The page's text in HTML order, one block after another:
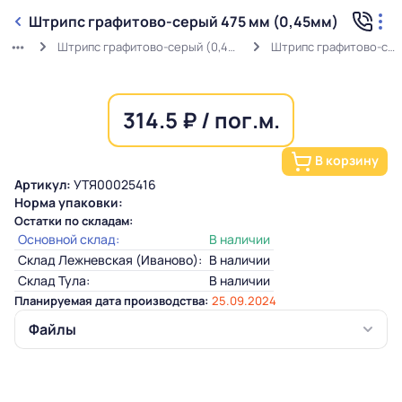
Штрипс графитово-серый 475 мм (0,45мм)
Штрипс графитово-серый (0,45мм) RAL 7024 в защитной пленке Штрипс графитово-серый 475 мм (0,45мм)
314.5 ₽ / пог.м.
В корзину
Артикул: УТЯ00025416
Норма упаковки:
Остатки по складам:
Основной склад:
В наличии
Склад Лежневская (Иваново): В наличии
Склад Тула:
В наличии
Планируемая дата производства: 25.09.2024
Файлы